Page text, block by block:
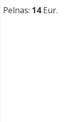
Pelnas: 14Eur.